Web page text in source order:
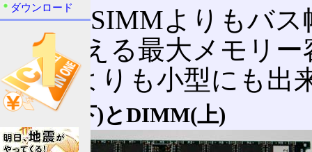
従ってSIMMよりもバ
り、扱える最大メモリ
SIMMよりも小型にも出
SIMM(下)とDIMM(上)
ダウンロード